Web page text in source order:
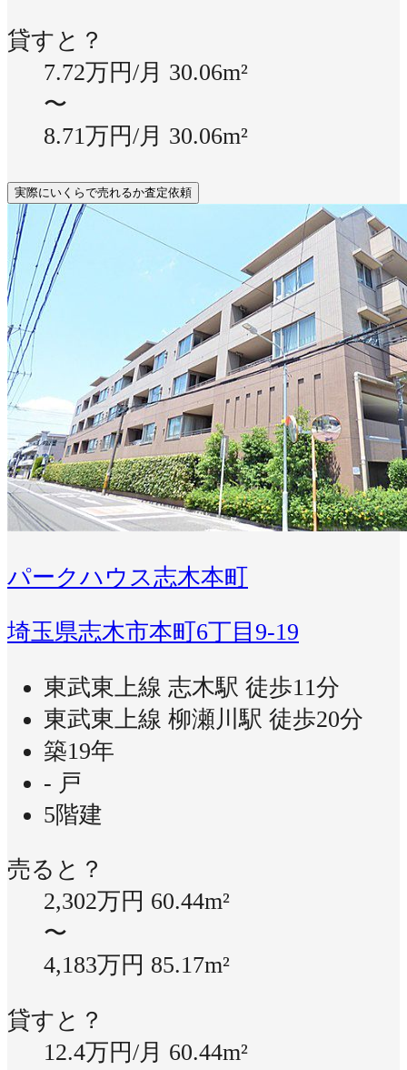
貸すと？
7.72万円/月 30.06m²
〜
8.71万円/月 30.06m²
実際にいくらで売れるか査定依頼
パークハウス志木本町
埼玉県志木市本町6丁目9-19
東武東上線 志木駅 徒歩11分
東武東上線 柳瀬川駅 徒歩20分
築19年
- 戸
5階建
売ると？
2,302万円 60.44m²
〜
4,183万円 85.17m²
貸すと？
12.4万円/月 60.44m²